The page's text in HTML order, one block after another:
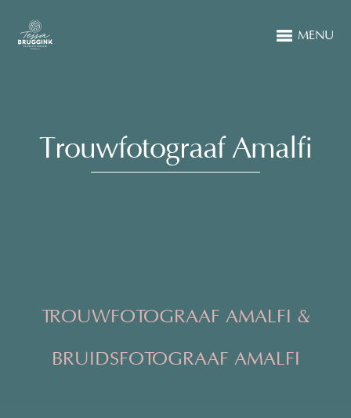
MENU
Trouwfotograaf Amalfi
TROUWFOTOGRAAF AMALFI &
BRUIDSFOTOGRAAF AMALFI